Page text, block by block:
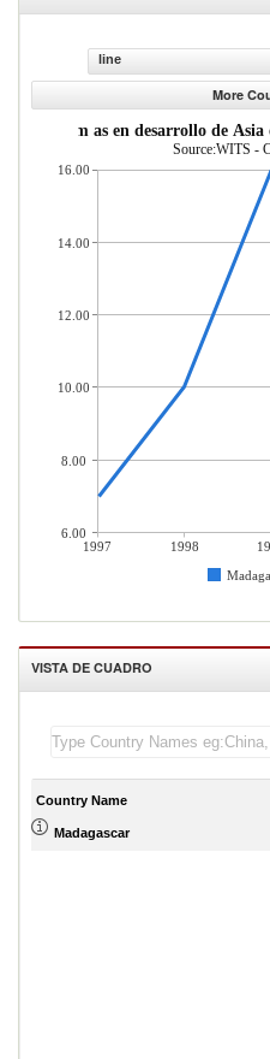
line
More
econom as en desarrollo de
Source:WITS -
1997 1998
16.00
14.00
12.00
10.00
8.00
6.00
VISTA DE CUADRO
Country Name
Madagascar